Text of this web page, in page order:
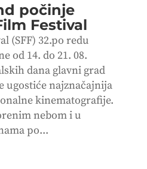
počinje
Festival
(SFF) 32.po redu
od 14. do 21. 08.
dana glavni grad
ugostiće najznačajnija
kinematografije.
nebom i u
po...